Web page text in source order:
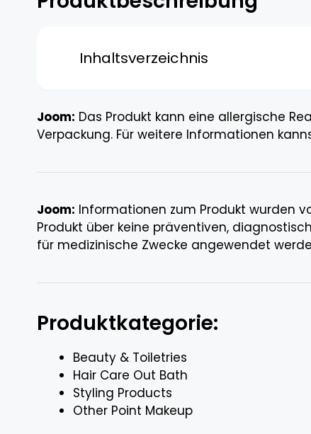
Inhaltsverzeichnis
Joom: Das Produkt kann eine allergische
Verpackung. Für weitere Informationen
Joom: Informationen zum Produkt wurden
Produkt über keine präventiven,
für medizinische Zwecke angewendet
Produktkategorie:
Beauty & Toiletries
Hair Care Out Bath
Styling Products
Other Point Makeup